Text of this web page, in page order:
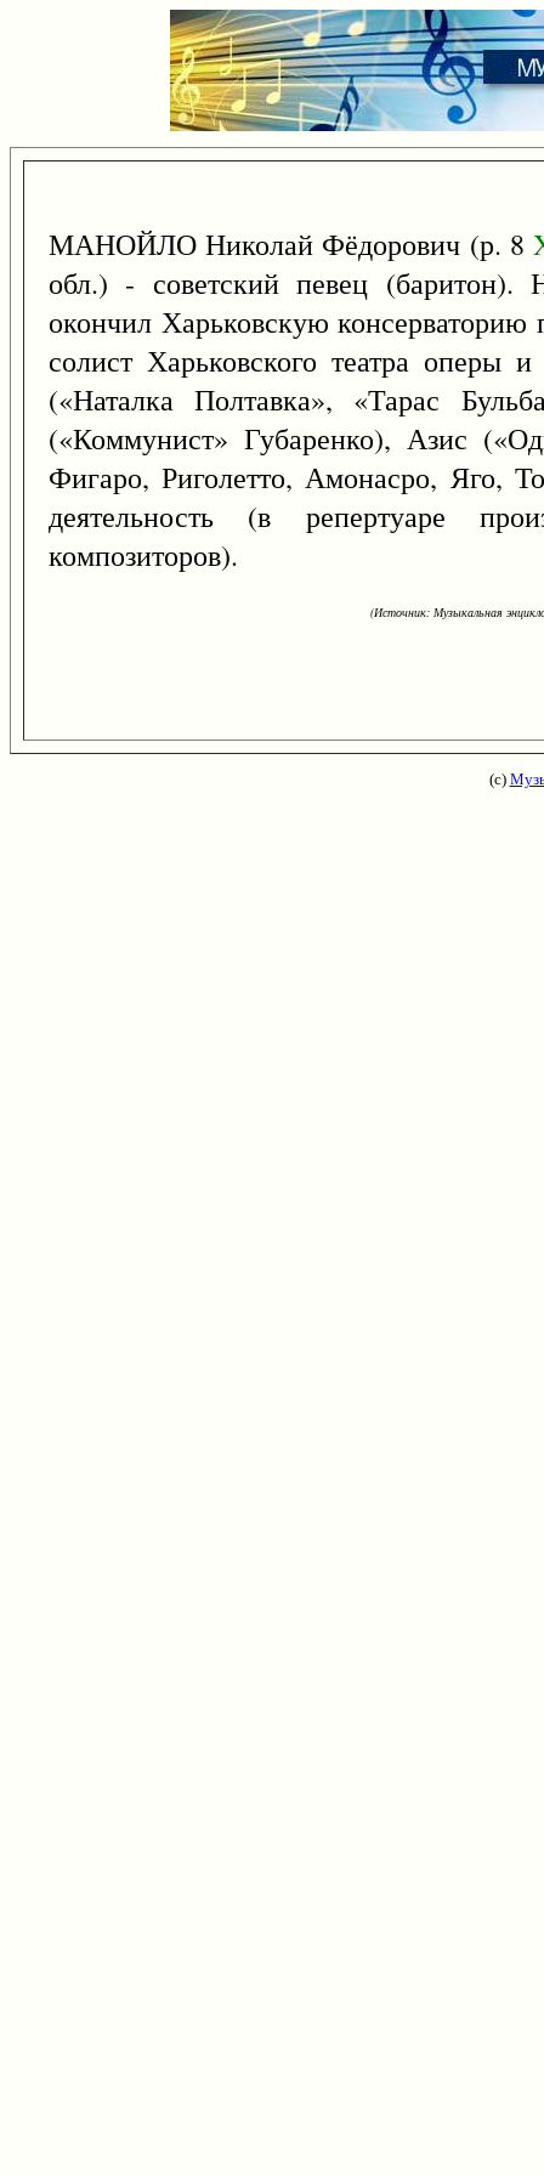
МАНОЙЛО Николай Фёдорович (р. 8
обл.) - советский певец
окончил Харьковскую
солист Харьковского театра оперы
(«Наталка Полтавка», «Тарас
(«Коммунист» Губаренко), Азис
Фигаро, Риголетто, Амонасро, Яго,
деятельность (в репертуаре
композиторов).
(Источник: Музыкальная
(с)